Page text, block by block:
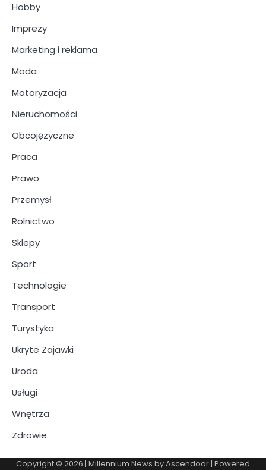
Hobby
Imprezy
Marketing i reklama
Moda
Motoryzacja
Nieruchomości
Obcojęzyczne
Praca
Prawo
Przemysł
Rolnictwo
Sklepy
Sport
Technologie
Transport
Turystyka
Ukryte Zajawki
Uroda
Usługi
Wnętrza
Zdrowie
Copyright © 2026 | Millennium News byAscendoor | Powered